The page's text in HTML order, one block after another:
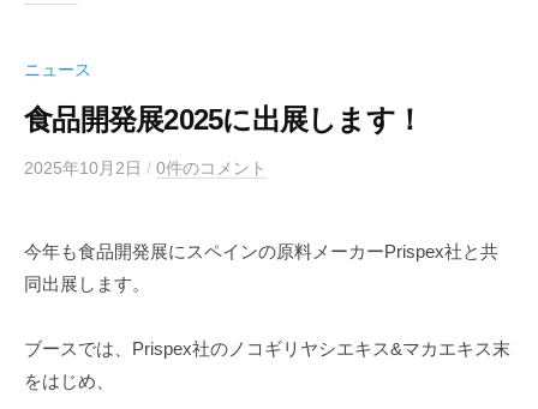
ニュース
食品開発展2025に出展します！
2025年10月2日 b
a
y
/ 0件のコメント
今年も食品開発展にスペインの原料メーカーPrispex社と共
同出展します。
ブースでは、Prispex社のノコギリヤシエキス&マカエキス末
をはじめ、